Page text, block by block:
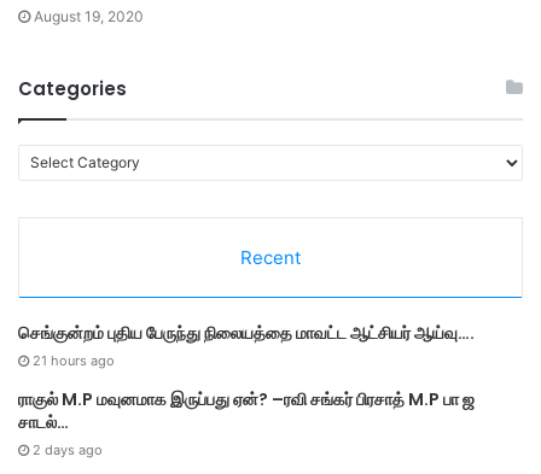
August 19, 2020
Categories
a
i
e
Recent
செங்குன்றம் புதிய பேருந்து நிலையத்தை மாவட்ட ஆட்சியர் ஆய்வு….
21 hours ago
ராகுல் M.P மவுனமாக இருப்பது ஏன்? –ரவி சங்கர் பிரசாத் M.P பா ஜ
சாடல்…
2 days ago